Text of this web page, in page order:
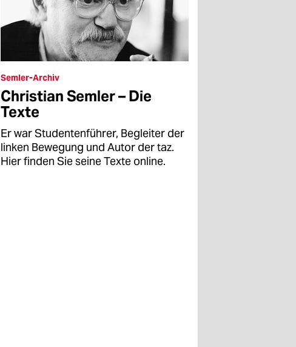
Semler-Archiv
Christian Semler – Die
Texte
Er war Studentenführer, Begleiter der
linken Bewegung und Autor der taz.
Hier finden Sie seine Texte online.